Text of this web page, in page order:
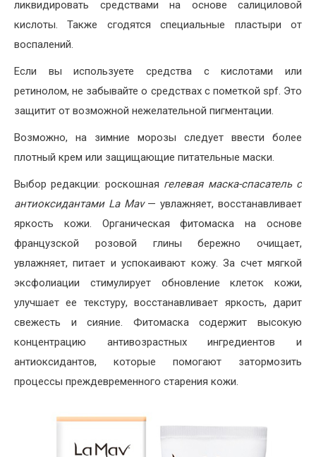
ликвидировать средствами на основе салициловой
кислоты. Также сгодятся специальные пластыри от
воспалений.
Если вы используете средства с кислотами или
ретинолом, не забывайте о средствах с пометкой spf. Это
защитит от возможной нежелательной пигментации.
Возможно, на зимние морозы следует ввести более
плотный крем или защищающие питательные маски.
Выбор редакции: роскошная гелевая маска-спасатель с
антиоксидантами La Mav— увлажняет, восстанавливает
яркость кожи. Органическая фитомаска на основе
французской розовой глины бережно очищает,
увлажняет, питает и успокаивают кожу. За счет мягкой
эксфолиации стимулирует обновление клеток кожи,
улучшает ее текстуру, восстанавливает яркость, дарит
свежесть и сияние. Фитомаска содержит высокую
концентрацию антивозрастных ингредиентов и
антиоксидантов, которые помогают затормозить
процессы преждевременного старения кожи.